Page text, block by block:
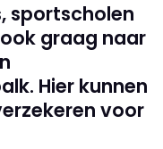
sportscholen
graag naar
Hier kunnen
voor